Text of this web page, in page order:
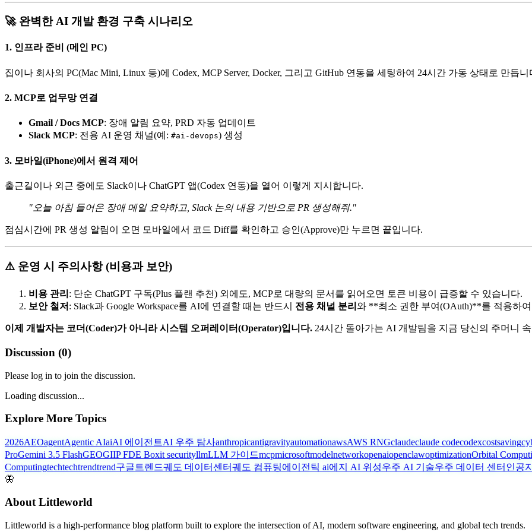
🚀 완벽한 AI 개발 환경 구축 시나리오
1. 인프라 준비 (메인 PC)
집이나 회사의 PC(Mac Mini, Linux 등)에 Codex, MCP Server, Docker, 그리고 GitHub 연동을 세팅하여 24시간 가동 상태로 만듭니
2. MCP로 업무망 연결
Gmail / Docs MCP: 장애 알림 요약, PRD 자동 업데이트
Slack MCP: 전용 AI 운영 채널(예: #ai-devops) 생성
3. 모바일(iPhone)에서 원격 제어
출근길이나 외근 중에도 Slack이나 ChatGPT 앱(Codex 연동)을 열어 이렇게 지시합니다.
"오늘 아침 들어온 장애 메일 요약하고, Slack 논의 내용 기반으로 PR 생성해줘."
점심시간에 PR 생성 알림이 오면 모바일에서 코드 Diff를 확인하고 승인(Approve)만 누르면 끝입니다.
⚠️ 운영 시 주의사항 (비용과 보안)
비용 관리 : 단순 ChatGPT 구독(Plus 플랜 추천) 외에도, MCP로 대량의 문서를 읽어오면 토큰 비용이 급증할 수 있습니다.
보안 철저 : Slack과 Google Workspace를 AI에 연결할 때는 반드시 전용 채널 분리 와 **최소 권한 부여(OAuth)**를 적용하
이제 개발자는 코더(Coder)가 아니라 시스템 오퍼레이터(Operator)입니다. 24시간 돌아가는 AI 개발팀을 지금 당신의 주머니
Discussion (0)
Please log in to join the discussion.
Loading discussion...
Explore More Topics
2026AEOagentAgentic AIaiAI 에이전트AI 우주 탐사anthropicantigravityautomationawsAWS RNGclaudeclaude codecodexcostsaving
ProGemini 3.5 FlashGEOGIIP FDE Boxit securityllmLLM 가이드mcpmicrosoftmodelnetworkopenaiopenclawoptimizationOrbital
Computingtechtechtrendtrend구글트렌드궤도 데이터센터궤도 컴퓨팅에이전틱 ai에지 AI 위성우주 AI 기술우주 데이터 센터 인공
🦋
About Littleworld
Littleworld is a high-performance blog platform built to explore the intersection of AI, modern software engineering, and global tech trends.